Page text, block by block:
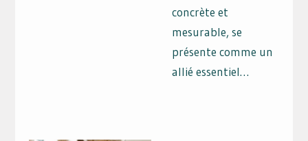
concrète et
mesurable, se
présente comme un
allié essentiel…